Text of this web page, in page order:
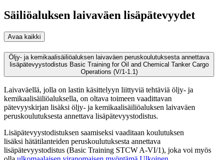
Säiliöaluksen laivaväen lisäpätevyydet
Avaa kaikki
Öljy- ja kemikaalisäiliöaluksen laivaväen peruskoulutuksesta annettava
lisäpätevyystodistus Basic Training for Oil and Chemical Tanker Cargo
Operations (V/1-1.1)
Laivaväellä, jolla on lastin käsittelyyn liittyviä tehtäviä öljy- ja
kemikaalisäiliöaluksella, on oltava toimeen vaadittavan
pätevyyskirjan lisäksi öljy- ja kemikaalisäiliöaluksen laivaväen
peruskoulutuksesta annettava lisäpätevyystodistus.
Lisäpätevyystodistuksen saamiseksi vaaditaan koulutuksen
lisäksi hätätilanteiden peruskoulutuksesta annettava
lisäpätevyystodistus (Basic Training STCW A-VI/1), joka voi myös